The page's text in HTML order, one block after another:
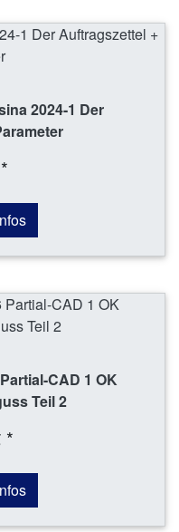
2024-1 Der
CAD 1 OK
Teil 2
*